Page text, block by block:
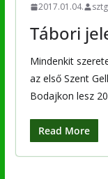
2017.01.04.
Tábori
Mindenkit
az első Szent
Bodajkon lesz
Read More